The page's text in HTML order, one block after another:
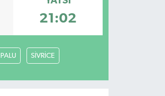
21:02
PALU SİVRİCE